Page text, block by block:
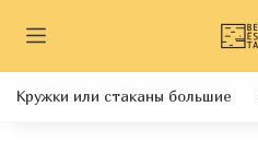
Кружки или стаканы большие